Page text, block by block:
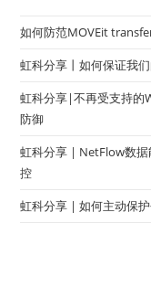
如何防范MOVEit
虹科分享丨如何保证我
虹科分享|不再受支持的
防御
虹科分享 | NetFlow数
控
虹科分享 | 如何主动保